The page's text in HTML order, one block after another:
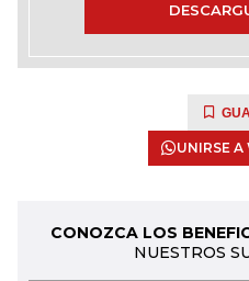
UNIRSE
CONOZCA LOS
NUESTROS